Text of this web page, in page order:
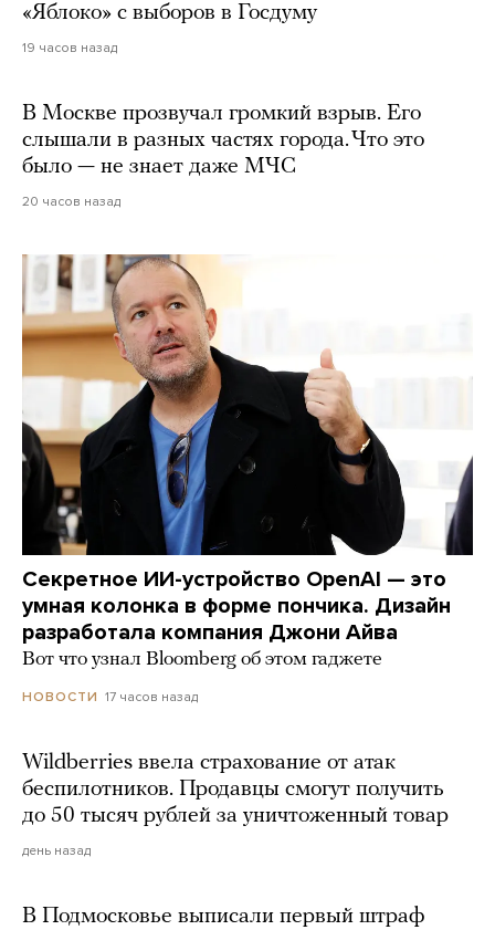
«Яблоко» с выборов в Госдуму
19 часов назад
В Москве прозвучал громкий взрыв. Его
слышали в разных частях города. Что это
было — не знает даже МЧС
20 часов назад
Секретное ИИ-устройство OpenAI — это
умная колонка в форме пончика. Дизайн
разработала компания Джони Айва
Вот что узнал Bloomberg об этом гаджете
НОВОСТИ 17 часов назад
Wildberries ввела страхование от атак
беспилотников. Продавцы смогут получить
до 50 тысяч рублей за уничтоженный товар
день назад
В Подмосковье выписали первый штраф